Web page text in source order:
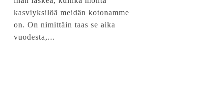
kasviyksilöä meidän kotonamme
on. On nimittäin taas se aika
vuodesta,...